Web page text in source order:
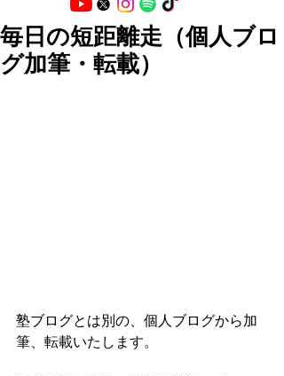
毎日の短距離走（個人ブロ
グ加筆・転載）
塾ブログとは別の、個人ブログから加
筆、転載いたします。